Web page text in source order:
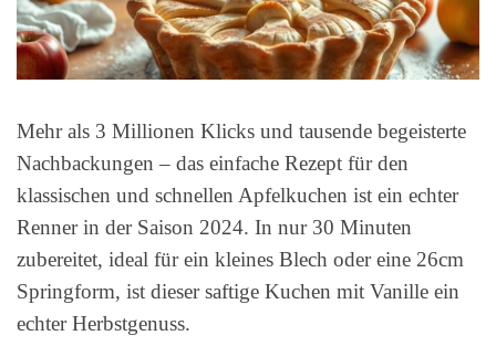
Mehr als 3 Millionen Klicks und tausende begeisterte
Nachbackungen – das einfache Rezept für den
klassischen und schnellen Apfelkuchen ist ein echter
Renner in der Saison 2024. In nur 30 Minuten
zubereitet, ideal für ein kleines Blech oder eine 26cm
Springform, ist dieser saftige Kuchen mit Vanille ein
echter Herbstgenuss.